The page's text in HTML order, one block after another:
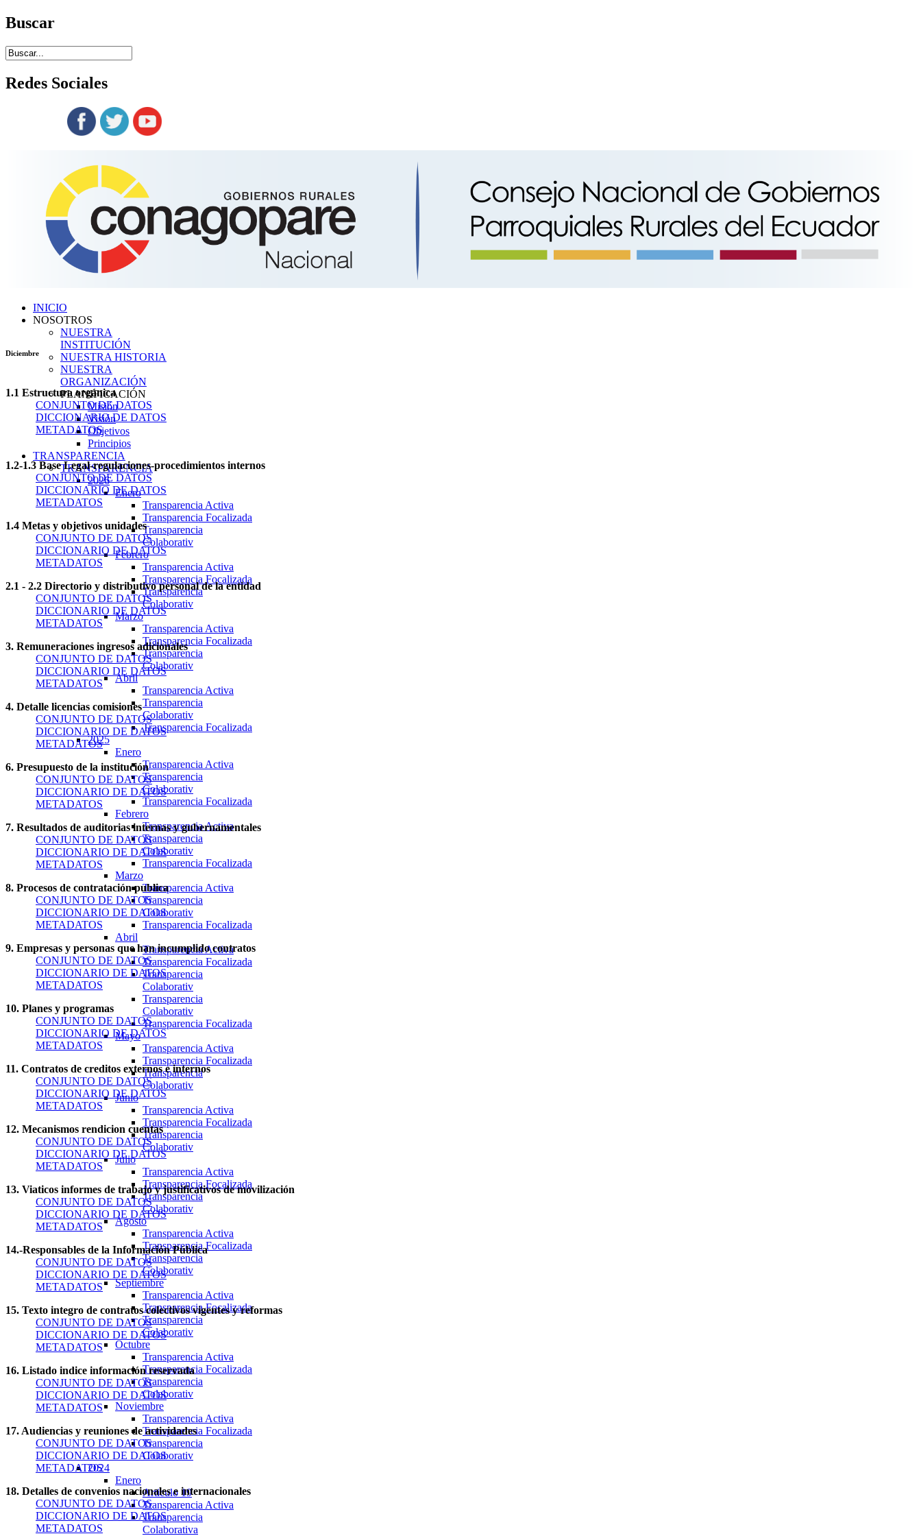
Buscar
Redes Sociales
INICIO
NOSOTROS
NUESTRA
INSTITUCIÓN
NUESTRA HISTORIA
NUESTRA
ORGANIZACIÓN
PLANIFICACIÓN
Misión
Visión
Objetivos
Principios
TRANSPARENCIA
TRANSPARENCIA
2026
Enero
Transparencia Activa
Transparencia Focalizada
Transparencia
Colaborativ
Febrero
Transparencia Activa
Transparencia Focalizada
Transparencia
Colaborativ
Marzo
Transparencia Activa
Transparencia Focalizada
Transparencia
Colaborativ
Abril
Transparencia Activa
Transparencia
Colaborativ
Transparencia Focalizada
2025
Enero
Transparencia Activa
Transparencia
Colaborativ
Transparencia Focalizada
Febrero
Transparencia Activa
Transparencia
Colaborativ
Transparencia Focalizada
Marzo
Transparencia Activa
Transparencia
Colaborativ
Transparencia Focalizada
Abril
Transparencia Activa
Transparencia Focalizada
Transparencia
Colaborativ
Transparencia
Colaborativ
Transparencia Focalizada
Mayo
Transparencia Activa
Transparencia Focalizada
Transparencia
Colaborativ
Junio
Transparencia Activa
Transparencia Focalizada
Transparencia
Colaborativ
Julio
Transparencia Activa
Transparencia Focalizada
Transparencia
Colaborativ
Agosto
Transparencia Activa
Transparencia Focalizada
Transparencia
Colaborativ
Septiembre
Transparencia Activa
Transparencia Focalizada
Transparencia
Colaborativ
Octubre
Transparencia Activa
Transparencia Focalizada
Transparencia
Colaborativ
Noviembre
Transparencia Activa
Transparencia Focalizada
Transparencia
Colaborativ
2024
Enero
Articulo 19
Transparencia Activa
Transparencia
Colaborativa
Diciembre
1.1 Estructura orgánica
CONJUNTO DE DATOS
DICCIONARIO DE DATOS
METADATOS
1.2-1.3 Base Legal-regulaciones-procedimientos internos
CONJUNTO DE DATOS
DICCIONARIO DE DATOS
METADATOS
1.4 Metas y objetivos unidades
CONJUNTO DE DATOS
DICCIONARIO DE DATOS
METADATOS
2.1 - 2.2 Directorio y distributivo personal de la entidad
CONJUNTO DE DATOS
DICCIONARIO DE DATOS
METADATOS
3. Remuneraciones ingresos adicionales
CONJUNTO DE DATOS
DICCIONARIO DE DATOS
METADATOS
4. Detalle licencias comisiones
CONJUNTO DE DATOS
DICCIONARIO DE DATOS
METADATOS
6. Presupuesto de la institución
CONJUNTO DE DATOS
DICCIONARIO DE DATOS
METADATOS
7. Resultados de auditorias internas y gubernamentales
CONJUNTO DE DATOS
DICCIONARIO DE DATOS
METADATOS
8. Procesos de contratación publica
CONJUNTO DE DATOS
DICCIONARIO DE DATOS
METADATOS
9. Empresas y personas que han incumplido contratos
CONJUNTO DE DATOS
DICCIONARIO DE DATOS
METADATOS
10. Planes y programas
CONJUNTO DE DATOS
DICCIONARIO DE DATOS
METADATOS
11. Contratos de creditos externos e internos
CONJUNTO DE DATOS
DICCIONARIO DE DATOS
METADATOS
12. Mecanismos rendicion cuentas
CONJUNTO DE DATOS
DICCIONARIO DE DATOS
METADATOS
13. Viaticos informes de trabajo y justificativos de movilización
CONJUNTO DE DATOS
DICCIONARIO DE DATOS
METADATOS
14.-Responsables de la Información Pública
CONJUNTO DE DATOS
DICCIONARIO DE DATOS
METADATOS
15. Texto integro de contratos colectivos vigentes y reformas
CONJUNTO DE DATOS
DICCIONARIO DE DATOS
METADATOS
16. Listado indice información reservada
CONJUNTO DE DATOS
DICCIONARIO DE DATOS
METADATOS
17. Audiencias y reuniones de actividades
CONJUNTO DE DATOS
DICCIONARIO DE DATOS
METADATOS
18. Detalles de convenios nacionales e internacionales
CONJUNTO DE DATOS
DICCIONARIO DE DATOS
METADATOS